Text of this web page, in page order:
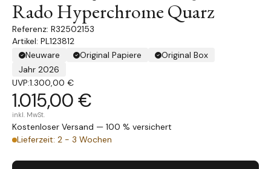
Rado Hyperchrome Quarz
R32502153
Artikel: PL123812
Neuware
Original Papiere
Original Box
Jahr 2026
UVP:1.300,00 €
1.015,00 €
inkl. MwSt.
Kostenloser Versand — 100 % versichert
Lieferzeit: 2 - 3 Wochen